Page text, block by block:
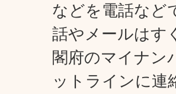
などを電話など
話やメールはす
閣府のマイナン
ットラインに連